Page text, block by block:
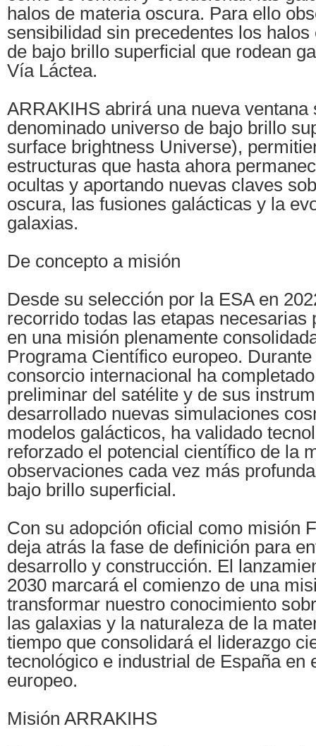
halos de materia oscura. Para ello
sensibilidad sin precedentes los
de bajo brillo superficial que rodean
Vía Láctea.
ARRAKIHS abrirá una nueva ventana
denominado universo de bajo brillo
surface brightness Universe),
estructuras que hasta ahora
ocultas y aportando nuevas claves
oscura, las fusiones galácticas y la
galaxias.
De concepto a misión
Desde su selección por la ESA en
recorrido todas las etapas necesarias
en una misión plenamente
Programa Científico europeo.
consorcio internacional ha
preliminar del satélite y de sus
desarrollado nuevas simulaciones
modelos galácticos, ha validado
reforzado el potencial científico de la
observaciones cada vez más
bajo brillo superficial.
Con su adopción oficial como misión
deja atrás la fase de definición para
desarrollo y construcción. El
2030 marcará el comienzo de una
transformar nuestro conocimiento
las galaxias y la naturaleza de la
tiempo que consolidará el liderazgo
tecnológico e industrial de España en
europeo.
Misión ARRAKIHS